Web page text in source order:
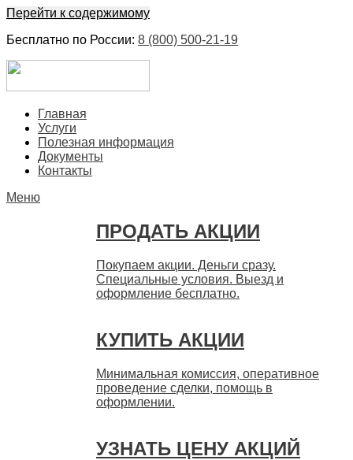
Перейти к содержимому
Бесплатно по России: 8 (800) 500-21-19
БыстроГлавная
Услуги
Полезная информация
Документы
Контакты
Меню
ПРОДАТЬ АКЦИИ
Покупаем акции. Деньги сразу.
Специальные условия. Выезд и
оформление бесплатно.
КУПИТЬ АКЦИИ
Минимальная комиссия, оперативное
проведение сделки, помощь в
оформлении.
УЗНАТЬ ЦЕНУ АКЦИЙ